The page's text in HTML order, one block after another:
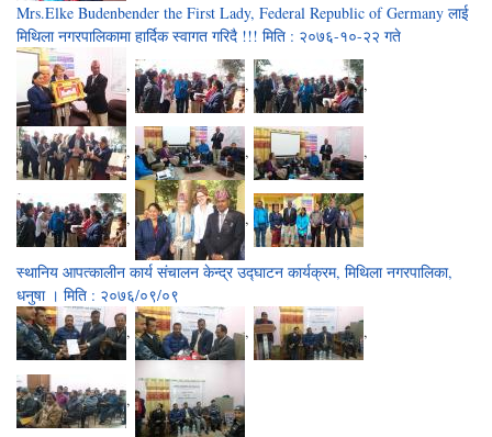
Mrs.Elke Budenbender the First Lady, Federal Republic of Germany लाई
मिथिला नगरपालिकामा हार्दिक स्वागत गरिदै !!! मिति : २०७६-१०-२२ गते
, , ,
, , ,
, ,
स्थानिय आपत्कालीन कार्य संचालन केन्द्र उद्घाटन कार्यक्रम, मिथिला नगरपालिका,
धनुषा । मिति : २०७६/०९/०९
,
, ,
,